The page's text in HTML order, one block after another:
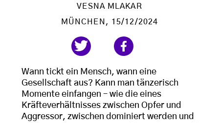
VESNA MLAKAR
MÜNCHEN , 15/12/2024
Wann tickt ein Mensch, wann eine
Gesellschaft aus? Kann man tänzerisch
Momente einfangen – wie die eines
Kräfteverhältnisses zwischen Opfer und
Aggressor, zwischen dominiert werden und